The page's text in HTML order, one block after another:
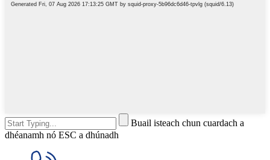
Buail isteach chun cuardach a
dhéanamh nó ESC a dhúnadh